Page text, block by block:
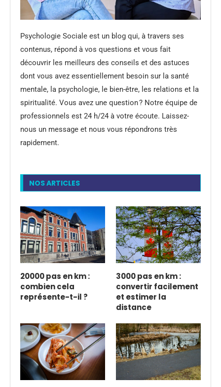
Psychologie Sociale est un blog qui, à travers ses
contenus, répond à vos questions et vous fait
découvrir les meilleurs des conseils et des astuces
dont vous avez essentiellement besoin sur la santé
mentale, la psychologie, le bien-être, les relations et la
spiritualité. Vous avez une question ? Notre équipe de
professionnels est 24 h/24 à votre écoute. Laissez-
nous un message et nous vous répondrons très
rapidement.
NOS ARTICLES
20000 pas en km :
combien cela
représente-t-il ?
3000 pas en km :
convertir facilement
et estimer la
distance